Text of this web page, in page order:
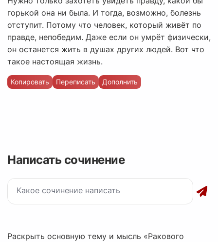
горькой она ни была. И тогда, возможно, болезнь
отступит. Потому что человек, который живёт по
правде, непобедим. Даже если он умрёт физически,
он останется жить в душах других людей. Вот что
такое настоящая жизнь.
Копировать Переписать Дополнить
Написать сочинение
Раскрыть основную тему и мысль «Ракового